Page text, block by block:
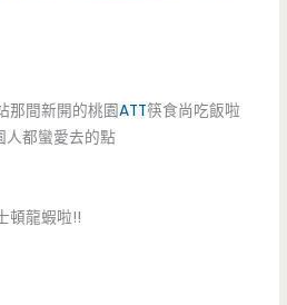
那間新開的桃園ATT筷食尚吃飯啦
人都蠻愛去的點
頓龍蝦啦!!